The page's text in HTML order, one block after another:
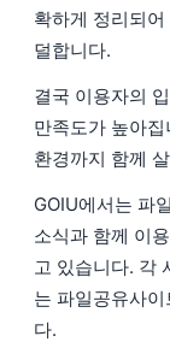
확하게 정리되
덜합니다.
결국 이용자의
만족도가 높아
환경까지 함께
GOIU에서는 파
소식과 함께 이
고 있습니다. 각
는 파일공유사
다.